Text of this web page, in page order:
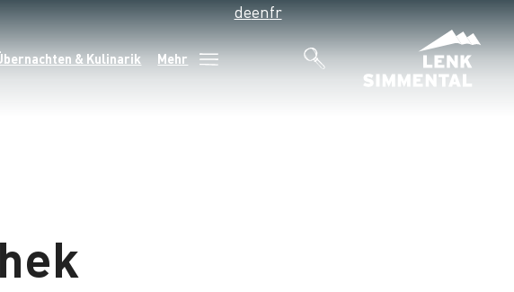
& Kulinarik Mehr
deenfr